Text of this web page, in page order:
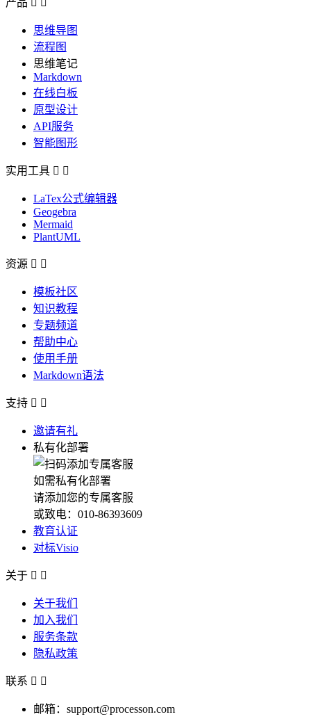
产品  
思维导图
流程图
思维笔记
Markdown
在线白板
原型设计
API服务
智能图形
实用工具  
LaTex公式编辑器
Geogebra
Mermaid
PlantUML
资源  
模板社区
知识教程
专题频道
帮助中心
使用手册
Markdown语法
支持  
邀请有礼
私有化部署
如需私有化部署
请添加您的专属客服
或致电：010-86393609
教育认证
对标Visio
关于  
关于我们
加入我们
服务条款
隐私政策
联系  
邮箱：support@processon.com